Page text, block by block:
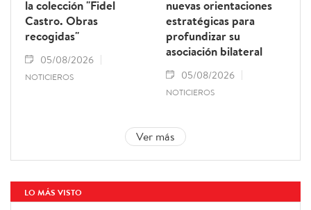
la colección "Fidel
Castro. Obras
recogidas"
05/08/2026
NOTICIEROS
nuevas orientaciones
estratégicas para
profundizar su
asociación bilateral
05/08/2026
NOTICIEROS
Ver más
LO MÁS VISTO